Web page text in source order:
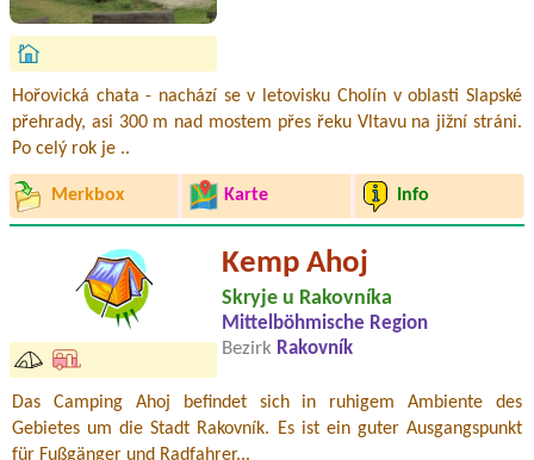
Hořovická chata - nachází se v letovisku Cholín v oblasti Slapské
přehrady, asi 300 m nad mostem přes řeku Vltavu na jižní stráni.
Po celý rok je ..
Merkbox Karte Info
Kemp Ahoj
Skryje u Rakovníka
Mittelböhmische Region
Bezirk Rakovník
Das Camping Ahoj befindet sich in ruhigem Ambiente des
Gebietes um die Stadt Rakovník. Es ist ein guter Ausgangspunkt
für Fußgänger und Radfahrer...